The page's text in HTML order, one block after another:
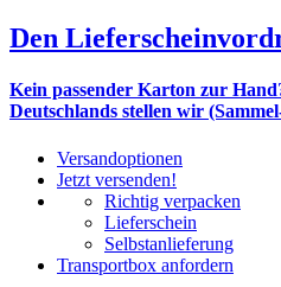
Den
Kein passender Karton zur
Deutschlands stellen wir
Versandoptionen
Jetzt versenden!
Richtig verpacken
Lieferschein
Selbstanlieferung
Transportbox anfordern